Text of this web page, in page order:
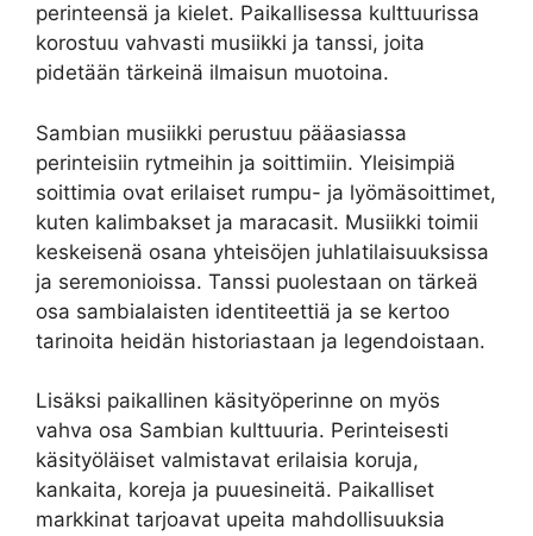
perinteensä ja kielet. Paikallisessa kulttuurissa
korostuu vahvasti musiikki ja tanssi, joita
pidetään tärkeinä ilmaisun muotoina.
Sambian musiikki perustuu pääasiassa
perinteisiin rytmeihin ja soittimiin. Yleisimpiä
soittimia ovat erilaiset rumpu- ja lyömäsoittimet,
kuten kalimbakset ja maracasit. Musiikki toimii
keskeisenä osana yhteisöjen juhlatilaisuuksissa
ja seremonioissa. Tanssi puolestaan on tärkeä
osa sambialaisten identiteettiä ja se kertoo
tarinoita heidän historiastaan ja legendoistaan.
Lisäksi paikallinen käsityöperinne on myös
vahva osa Sambian kulttuuria. Perinteisesti
käsityöläiset valmistavat erilaisia koruja,
kankaita, koreja ja puuesineitä. Paikalliset
markkinat tarjoavat upeita mahdollisuuksia